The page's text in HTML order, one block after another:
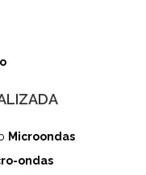
Microondas
ondas